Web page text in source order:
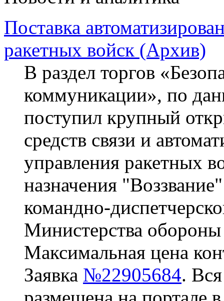
Поставка
ракетных войск (Архив)
В раздел торгов
коммуникации», по
поступил крупный
средств связи и
управления ракетных
назначения
командно-
Министерства
Максимальная цена
Заявка №22905684.